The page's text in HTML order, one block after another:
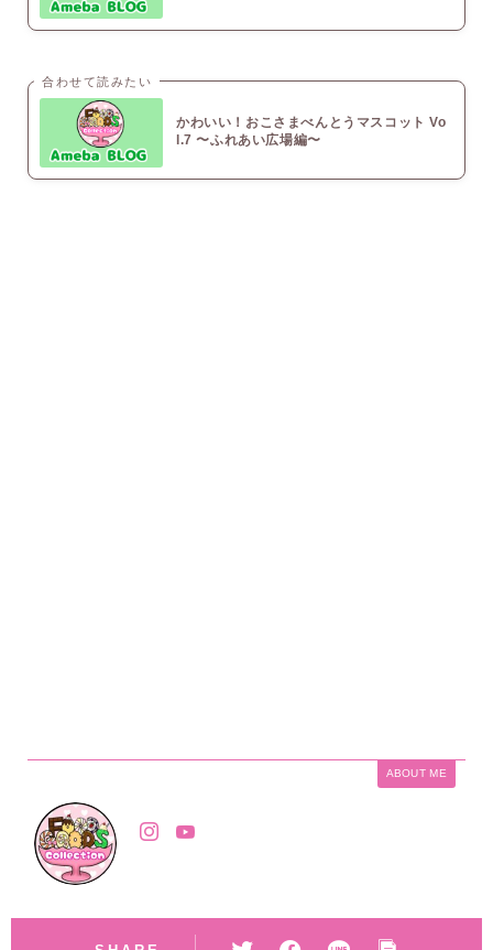
合わせて読みたい
かわいい！おこさまべんとうマスコット Vo
l.7 〜ふれあい広場編〜
ABOUT ME